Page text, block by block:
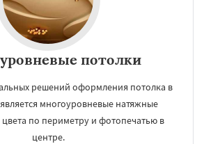
потолки
решений оформления потолка в
многоуровневые натяжные
цвета по периметру и фотопечатью в
центре.